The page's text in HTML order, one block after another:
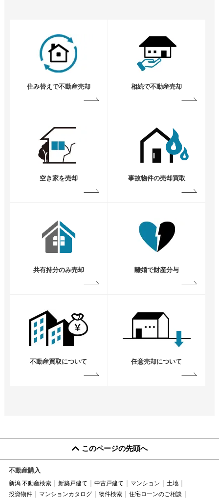
住み替えで不動産売却 相続で不動産売却
空き家を売却 事故物件の売却買取
共有持分のみ売却 離婚で財産分与
不動産買取について 任意売却について
このページの先頭へ
不動産購入
新潟 不動産検索 新築戸建て 中古戸建て マンション
土地
投資物件
マンションカタログ 物件検索
住宅ローンのご相談